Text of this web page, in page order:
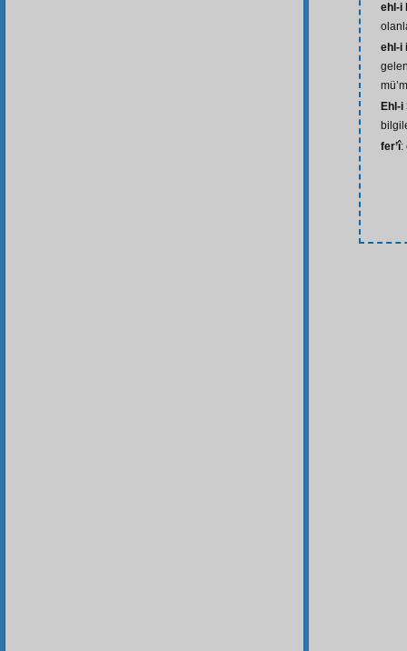
ehl-i
ehl-i
Ehl-
fer’î: